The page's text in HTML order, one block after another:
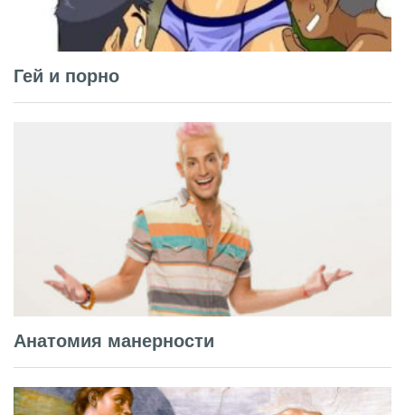
Гей и порно
Анатомия манерности